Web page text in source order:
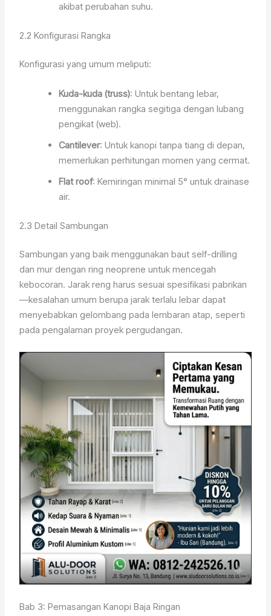
akibat perubahan suhu.
2.2 Konfigurasi Rangka
Konfigurasi yang umum meliputi:
Kuda-kuda (truss): Untuk bentang lebar,
menggunakan rangka segitiga dengan lubang
pengikat (web).
Cantilever: Untuk kanopi tanpa tiang di depan,
memerlukan perhitungan momen yang cermat.
Flat roof: Kemiringan minimal 5° untuk drainase
air.
2.3 Detail Sambungan
Sambungan yang baik menggunakan baut self-drilling
dan mur dengan ring neoprene untuk mencegah
kebocoran. Jarak reng harus sesuai spesifikasi pabrikan
—kesalahan umum berupa jarak terlalu lebar dapat
menyebabkan gelombang pada lembaran atap, seperti
pada pengalaman proyek pergudangan.
Bab 3: Pemasangan Kanopi Baja Ringan